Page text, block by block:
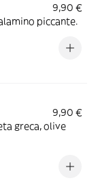
9,90 €
piccante.
9,90 €
greca, olive